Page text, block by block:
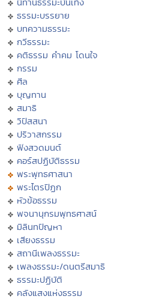
ธรรมะบรรยาย
บทความธรรมะ
กวีธรรมะ
คติธรรม คำคม โดนใจ
กรรม
ศีล
บุญทาน
สมาธิ
วิปัสสนา
ปริวาสกรรม
ฟังสวดมนต์
คอร์สปฏิบัติธรรม
พระพุทธศาสนา
พระไตรปิฏก
หัวข้อธรรม
พจนานุกรมพุทธศาสน์
มิลินทปัญหา
เสียงธรรม
สถานีเพลงธรรมะ
เพลงธรรมะ/ดนตรีสมาธิ
ธรรมะปฏิบัติ
คลังแสงแห่งธรรม